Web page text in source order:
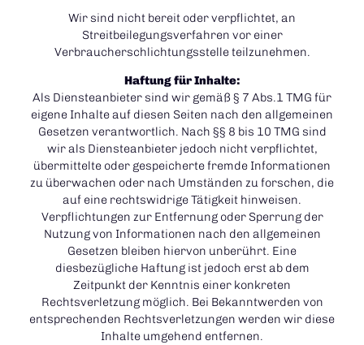
Wir sind nicht bereit oder verpflichtet, an
Streitbeilegungsverfahren vor einer
Verbraucherschlichtungsstelle teilzunehmen.
Haftung für Inhalte:
Als Diensteanbieter sind wir gemäß § 7 Abs.1 TMG für
eigene Inhalte auf diesen Seiten nach den allgemeinen
Gesetzen verantwortlich. Nach §§ 8 bis 10 TMG sind
wir als Diensteanbieter jedoch nicht verpflichtet,
übermittelte oder gespeicherte fremde Informationen
zu überwachen oder nach Umständen zu forschen, die
auf eine rechtswidrige Tätigkeit hinweisen.
Verpflichtungen zur Entfernung oder Sperrung der
Nutzung von Informationen nach den allgemeinen
Gesetzen bleiben hiervon unberührt. Eine
diesbezügliche Haftung ist jedoch erst ab dem
Zeitpunkt der Kenntnis einer konkreten
Rechtsverletzung möglich. Bei Bekanntwerden von
entsprechenden Rechtsverletzungen werden wir diese
Inhalte umgehend entfernen.